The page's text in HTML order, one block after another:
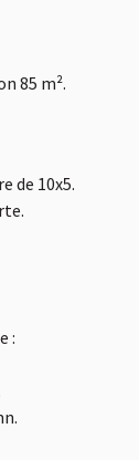
85 m².
de 10x5.
: